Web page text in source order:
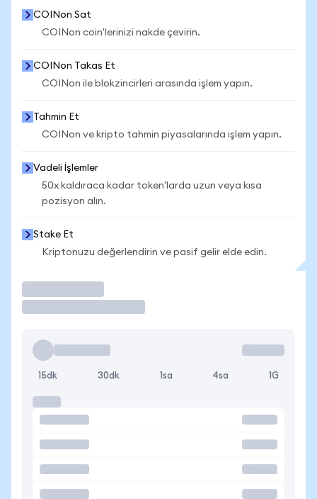
COINon Sat
COINon coin'lerinizi nakde çevirin.
COINon Takas Et
COINon ile blokzincirleri arasında işlem yapın.
Tahmin Et
COINon ve kripto tahmin piyasalarında işlem yapın.
Vadeli İşlemler
50x kaldıraca kadar token'larda uzun veya kısa
pozisyon alın.
Stake Et
Kriptonuzu değerlendirin ve pasif gelir elde edin.
15dk 30dk 1sa 4sa 1G